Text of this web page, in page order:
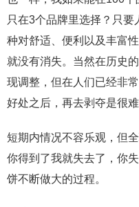
只在3个品牌里选择？只
种对舒适、便利以及丰富
就没有消失。当然在历史
现调整，但在人们已经非
好处之后，再去剥夺是很难
短期内情况不容乐观，但
你得到了我就失去了，你
饼不断做大的过程。